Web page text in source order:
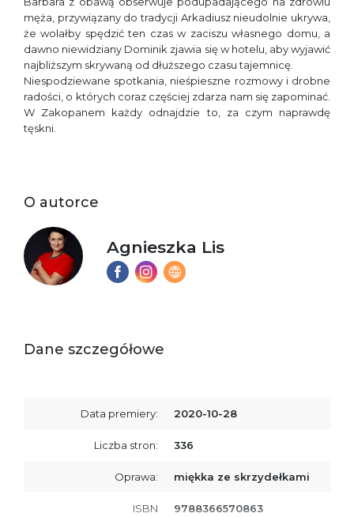
męża, przywiązany do tradycji Arkadiusz nieudolnie ukrywa,
że wolałby spędzić ten czas w zaciszu własnego domu, a
dawno niewidziany Dominik zjawia się w hotelu, aby wyjawić
najbliższym skrywaną od dłuższego czasu tajemnicę.
Niespodziewane spotkania, nieśpieszne rozmowy i drobne
radości, o których coraz częściej zdarza nam się zapominać.
W Zakopanem każdy odnajdzie to, za czym naprawdę
tęskni.
O autorce
Agnieszka Lis
Dane szczegółowe
Data premiery: 2020-10-28
Liczba stron: 336
Oprawa: miękka ze skrzydełkami
ISBN 9788366570863